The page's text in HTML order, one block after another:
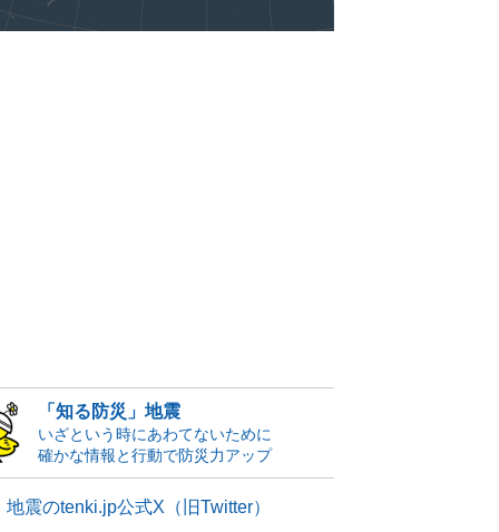
「知る防災」地震
いざという時にあわてないために
確かな情報と行動で防災力アップ
地震のtenki.jp公式X（旧Twitter）